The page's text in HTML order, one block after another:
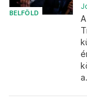
BELFÖLD